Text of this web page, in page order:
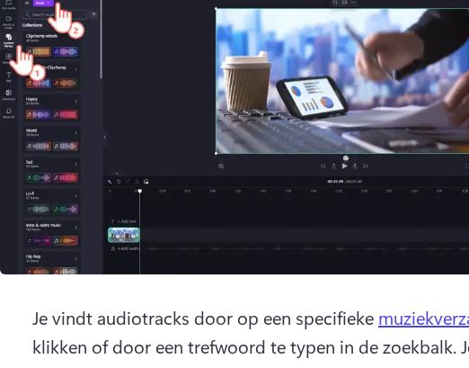
Je vindt audiotracks door op een specifieke
klikken of door een trefwoord te typen in de zoekbalk.